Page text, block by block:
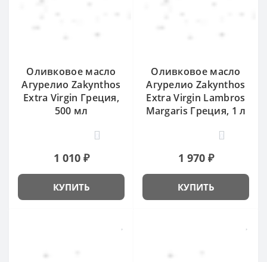
Оливковое масло
Агурелио Zakynthos
Extra Virgin Греция,
500 мл
1 010 ₽
КУПИТЬ
Оливковое масло
Агурелио Zakynthos
Extra Virgin Lambros
Margaris Греция, 1 л
1 970 ₽
КУПИТЬ